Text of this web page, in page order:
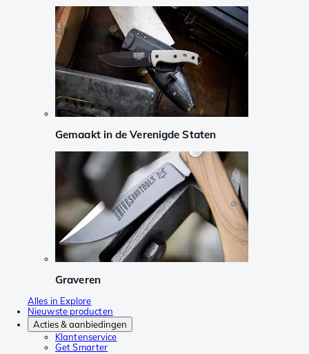
Gemaakt in de Verenigde Staten
Graveren
Alles in Explore
Nieuwste producten
Acties & aanbiedingen
Klantenservice
Get Smarter